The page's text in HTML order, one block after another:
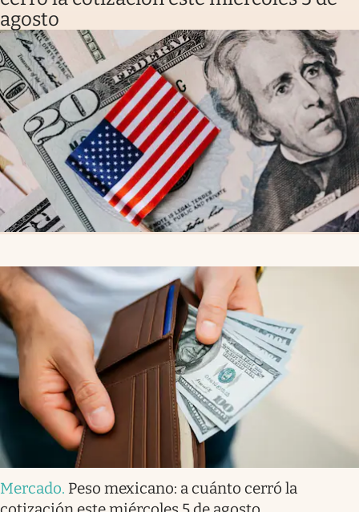
agosto
Mercado. Peso mexicano: a cuánto cerró la